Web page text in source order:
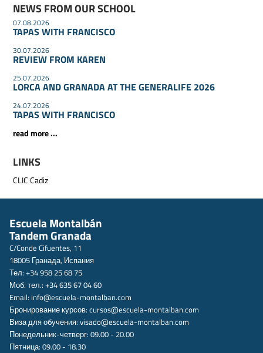
NEWS FROM OUR SCHOOL
07.08.2026
TAPAS WITH FRANCISCO
30.07.2026
REVIEW FROM KAREN
25.07.2026
LORCA AND GRANADA AT THE GENERALIFE 2026
24.07.2026
TAPAS WITH FRANCISCO
read more ...
LINKS
CLIC Cadiz
Escuela Montalbán
Tandem Granada
C/Conde Cifuentes, 11
18005 Гранада, Испания
Тел: +34 958 25 68 75
Моб. тел.: +34 635 67 04 60
Email: info@escuela-montalban.com
Бронирование курсов: cursos@escuela-montalban.com
Виза для обучения: visado@escuela-montalban.com
Понедельник-четверг: 09.00 - 20.00
Пятница: 09.00 - 18.30